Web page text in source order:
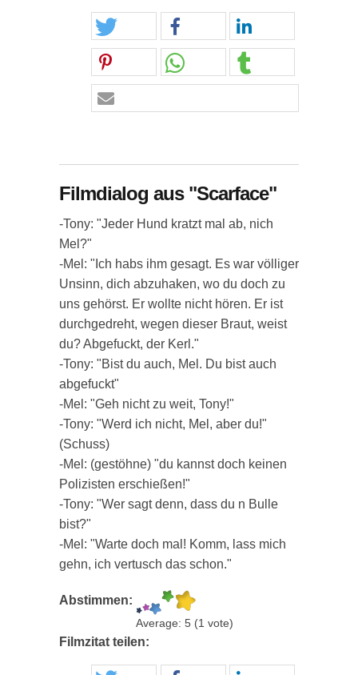
Filmdialog aus "Scarface"
-Tony: "Jeder Hund kratzt mal ab, nich
Mel?"
-Mel: "Ich habs ihm gesagt. Es war völliger
Unsinn, dich abzuhaken, wo du doch zu
uns gehörst. Er wollte nicht hören. Er ist
durchgedreht, wegen dieser Braut, weist
du? Abgefuckt, der Kerl."
-Tony: "Bist du auch, Mel. Du bist auch
abgefuckt"
-Mel: "Geh nicht zu weit, Tony!"
-Tony: "Werd ich nicht, Mel, aber du!"
(Schuss)
-Mel: (gestöhne) "du kannst doch keinen
Polizisten erschießen!"
-Tony: "Wer sagt denn, dass du n Bulle
bist?"
-Mel: "Warte doch mal! Komm, lass mich
gehn, ich vertusch das schon."
Abstimmen:
Average: 5 (1 vote)
Filmzitat teilen: